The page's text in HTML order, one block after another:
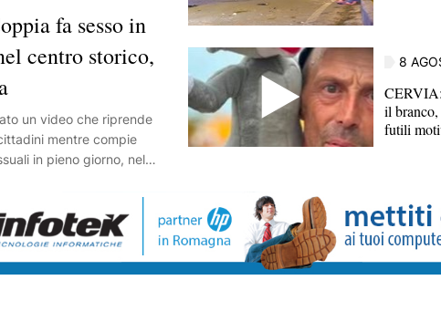
fa sesso in
centro storico,
un video che riprende
mentre compie
in pieno giorno, nel
8
il
futili